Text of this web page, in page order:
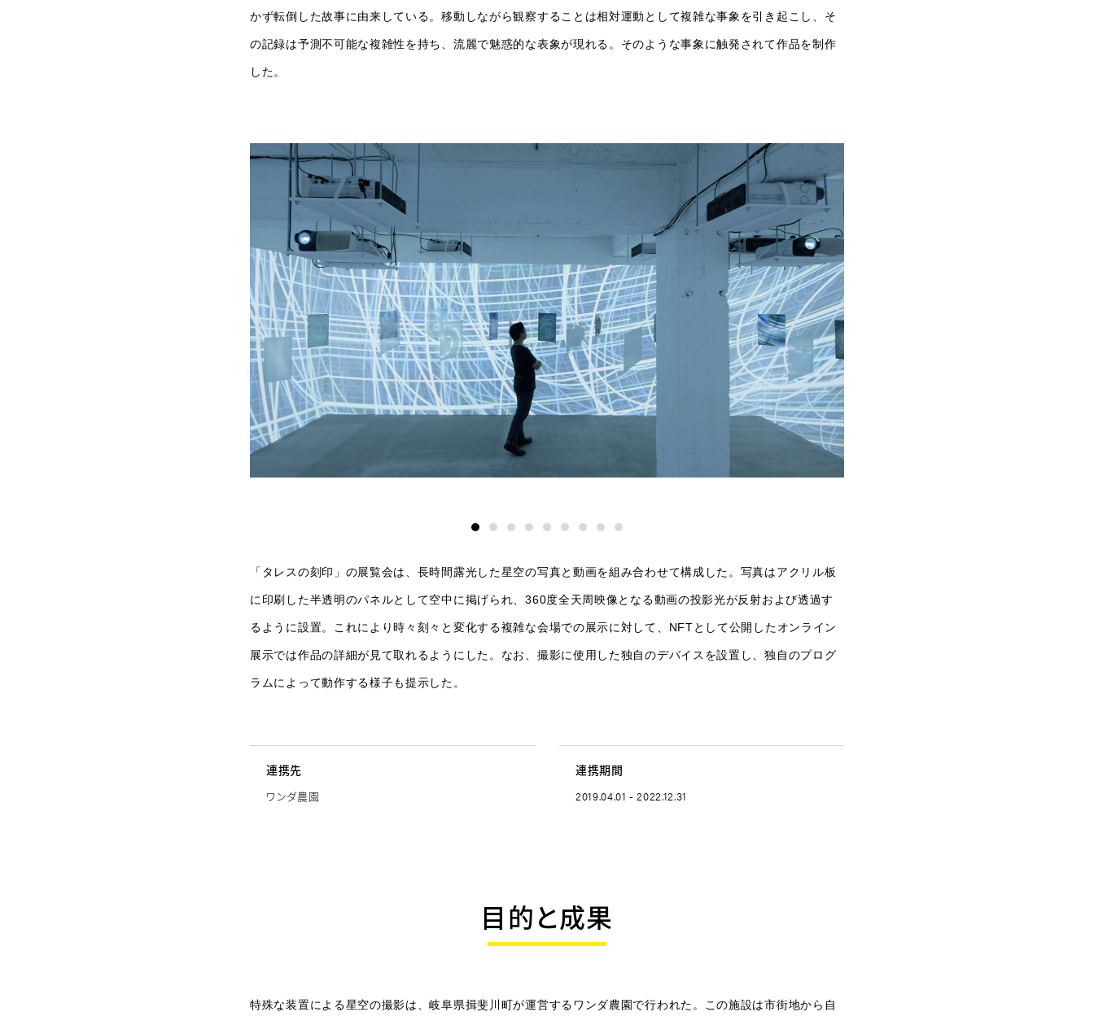
かず転倒した故事に由来している。移動しながら観察することは相対運動として複雑な事象を引き起こし、そ
の記録は予測不可能な複雑性を持ち、流麗で魅惑的な表象が現れる。そのような事象に触発されて作品を制作
した。
「タレスの刻印」の展覧会は、長時間露光した星空の写真と動画を組み合わせて構成した。写真はアクリル板
に印刷した半透明のパネルとして空中に掲げられ、360度全天周映像となる動画の投影光が反射および透過す
るように設置。これにより時々刻々と変化する複雑な会場での展示に対して、NFTとして公開したオンライン
展示では作品の詳細が見て取れるようにした。なお、撮影に使用した独自のデバイスを設置し、独自のプログ
ラムによって動作する様子も提示した。
連携先
ワンダ農園
連携期間
2019.04.01 - 2022.12.31
目的と成果
特殊な装置による星空の撮影は、岐阜県揖斐川町が運営するワンダ農園で行われた。この施設は市街地から自